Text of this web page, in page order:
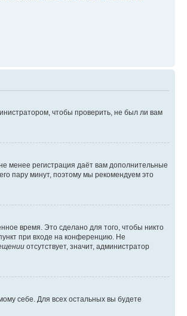
чтобы проверить, не был ли вам
менее регистрация даёт вам дополнительные
пару минут, поэтому мы рекомендуем это
время. Это сделано для того, чтобы никто
при входе на конференцию. Не
отсутствует, значит, администратор
себе. Для всех остальных вы будете